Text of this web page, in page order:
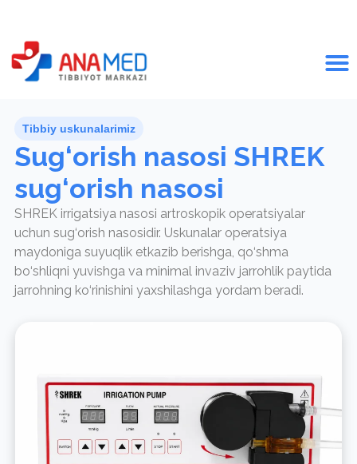
Tibbiy uskunalarimiz
Sug‘orish nasosi SHREK
sug‘orish nasosi
SHREK irrigatsiya nasosi artroskopik operatsiyalar
uchun sug‘orish nasosidir. Uskunalar operatsiya
maydoniga suyuqlik etkazib berishga, qo‘shma
bo‘shliqni yuvishga va minimal invaziv jarrohlik paytida
jarrohning ko‘rinishini yaxshilashga yordam beradi.